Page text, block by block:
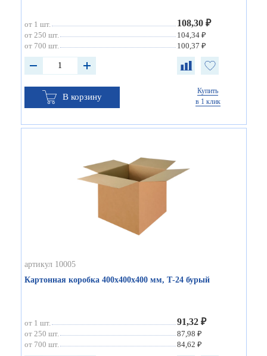
от 1 шт. 108,30 ₽
от 250 шт.
104,34 ₽
от 700 шт.
100,37 ₽
В корзину
Купить
в 1 клик
артикул 10005
Картонная коробка 400х400х400 мм, Т-24 бурый
от 1 шт. 91,32 ₽
от 250 шт.
87,98 ₽
от 700 шт.
84,62 ₽